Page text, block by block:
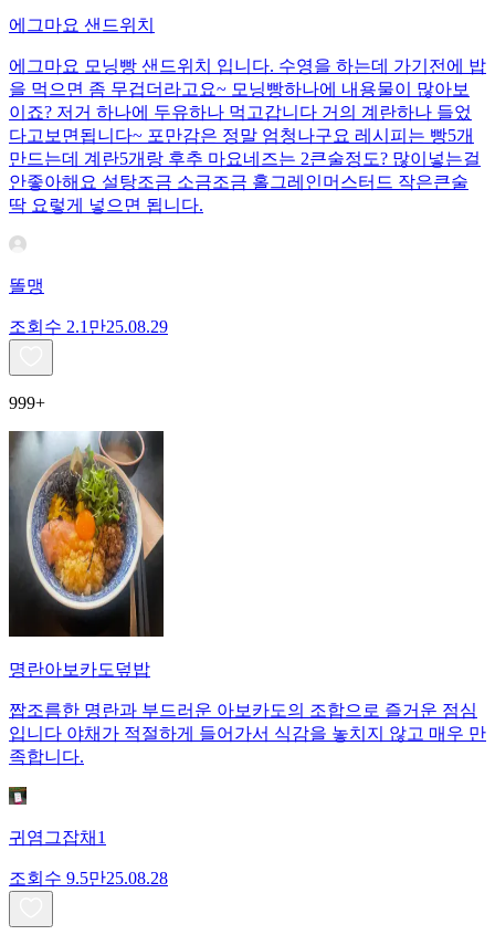
에그마요 샌드위치
에그마요 모닝빵 샌드위치 입니다. 수영을 하는데 가기전에 밥
을 먹으면 좀 무겁더라고요~ 모닝빵하나에 내용물이 많아보
이죠? 저거 하나에 두유하나 먹고갑니다 거의 계란하나 들었
다고보면됩니다~ 포만감은 정말 엄청나구요 레시피는 빵5개
만드는데 계란5개랑 후추 마요네즈는 2큰술정도? 많이넣는걸
안좋아해요 설탕조금 소금조금 홀그레인머스터드 작은큰술
딱 요렇게 넣으면 됩니다.
똘맹
조회수 2.1만25.08.29
999+
명란아보카도덮밥
짭조름한 명란과 부드러운 아보카도의 조합으로 즐거운 점심
입니다 야채가 적절하게 들어가서 식감을 놓치지 않고 매우 만
족합니다.
귀염그잡채1
조회수 9.5만25.08.28